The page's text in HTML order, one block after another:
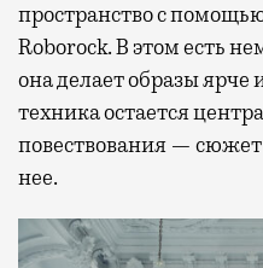
пространство с
Roborock. В этом есть
она делает образы ярче
техника остается
повествования — сюжет
нее.